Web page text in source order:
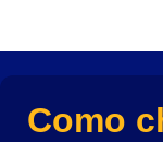
Como